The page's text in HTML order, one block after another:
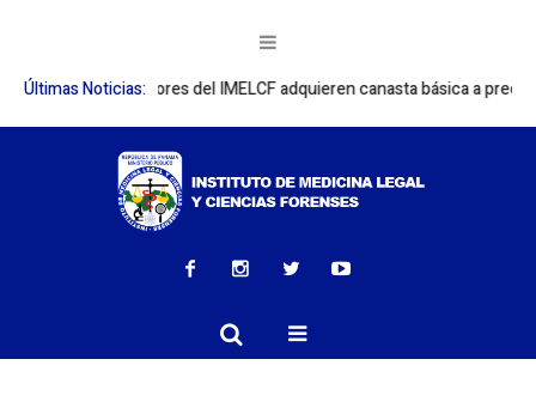
Últimas Noticias:
Colaboradores del IMELCF adquieren canasta básica a precios